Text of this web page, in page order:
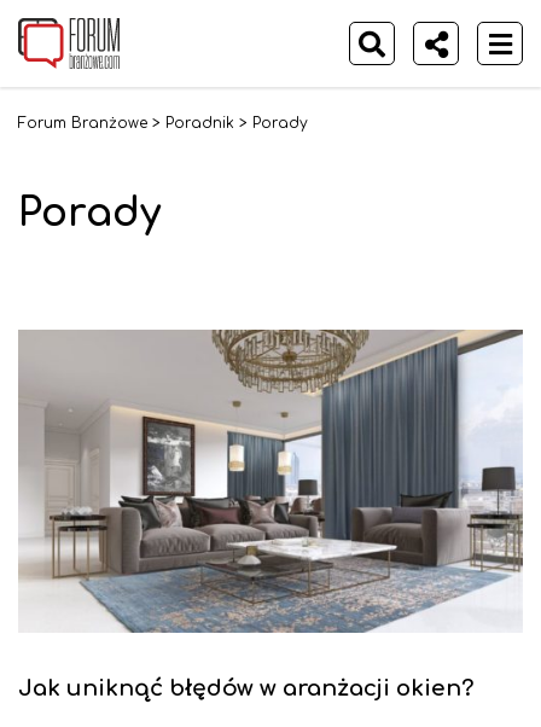
Forum Branżowe > Poradnik > Porady
Porady
Jak uniknąć błędów w aranżacji okien?